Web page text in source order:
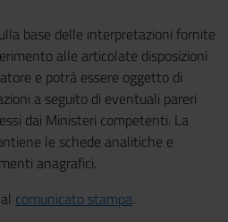
base delle interpretazioni fornite
alle articolate disposizioni
e potrà essere oggetto di
a seguito di eventuali pareri
dai Ministeri competenti. La
le schede analitiche e
anagrafici.
comunicato stampa.